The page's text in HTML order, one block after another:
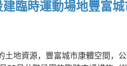
臨時運動場地豐富
土地資源，豐富城市康體空間，